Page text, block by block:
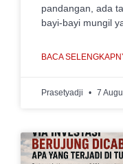
pandangan, ada
bayi-bayi mungil
BACA
Prasetyadji 7